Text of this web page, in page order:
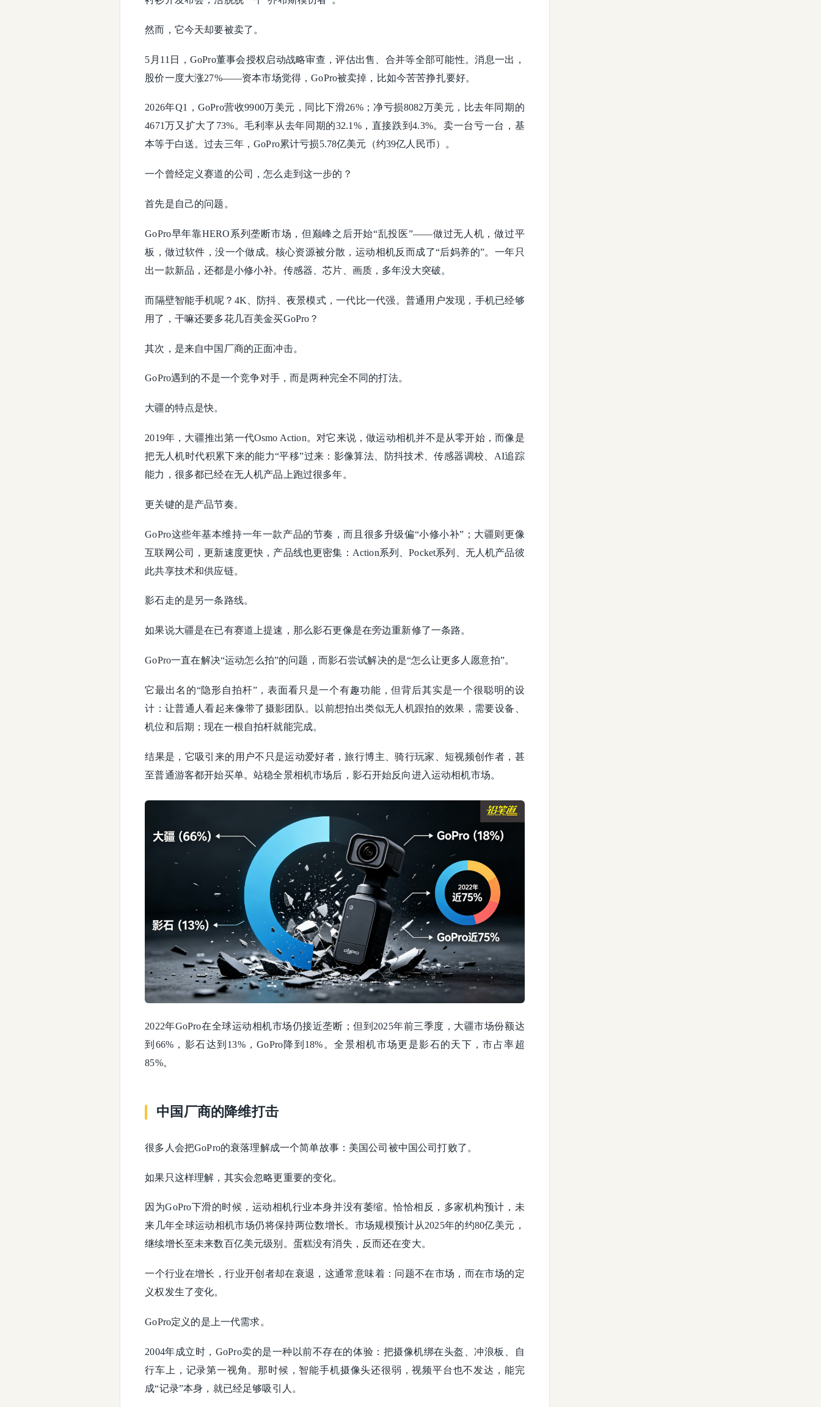
然而，它今天却要被卖了。
5月11日，GoPro董事会授权启动战略审查，评估出售、合并等全部可能性。消息一出，
股价一度大涨27%——资本市场觉得，GoPro被卖掉，比如今苦苦挣扎要好。
2026年Q1，GoPro营收9900万美元，同比下滑26%；净亏损8082万美元，比去年同期的
4671万又扩大了73%。毛利率从去年同期的32.1%，直接跌到4.3%。卖一台亏一台，基
本等于白送。过去三年，GoPro累计亏损5.78亿美元（约39亿人民币）。
一个曾经定义赛道的公司，怎么走到这一步的？
首先是自己的问题。
GoPro早年靠HERO系列垄断市场，但巅峰之后开始“乱投医”——做过无人机，做过平
板，做过软件，没一个做成。核心资源被分散，运动相机反而成了“后妈养的”。一年只
出一款新品，还都是小修小补。传感器、芯片、画质，多年没大突破。
而隔壁智能手机呢？4K、防抖、夜景模式，一代比一代强。普通用户发现，手机已经够
用了，干嘛还要多花几百美金买GoPro？
其次，是来自中国厂商的正面冲击。
GoPro遇到的不是一个竞争对手，而是两种完全不同的打法。
大疆的特点是快。
2019年，大疆推出第一代Osmo Action。对它来说，做运动相机并不是从零开始，而像是
把无人机时代积累下来的能力“平移”过来：影像算法、防抖技术、传感器调校、AI追踪
能力，很多都已经在无人机产品上跑过很多年。
更关键的是产品节奏。
GoPro这些年基本维持一年一款产品的节奏，而且很多升级偏“小修小补”；大疆则更像
互联网公司，更新速度更快，产品线也更密集：Action系列、Pocket系列、无人机产品彼
此共享技术和供应链。
影石走的是另一条路线。
如果说大疆是在已有赛道上提速，那么影石更像是在旁边重新修了一条路。
GoPro一直在解决“运动怎么拍”的问题，而影石尝试解决的是“怎么让更多人愿意拍”。
它最出名的“隐形自拍杆”，表面看只是一个有趣功能，但背后其实是一个很聪明的设
计：让普通人看起来像带了摄影团队。以前想拍出类似无人机跟拍的效果，需要设备、
机位和后期；现在一根自拍杆就能完成。
结果是，它吸引来的用户不只是运动爱好者，旅行博主、骑行玩家、短视频创作者，甚
至普通游客都开始买单。站稳全景相机市场后，影石开始反向进入运动相机市场。
2022年GoPro在全球运动相机市场仍接近垄断；但到2025年前三季度，大疆市场份额达
到66%，影石达到13%，GoPro降到18%。全景相机市场更是影石的天下，市占率超
85%。
中国厂商的降维打击
很多人会把GoPro的衰落理解成一个简单故事：美国公司被中国公司打败了。
如果只这样理解，其实会忽略更重要的变化。
因为GoPro下滑的时候，运动相机行业本身并没有萎缩。恰恰相反，多家机构预计，未
来几年全球运动相机市场仍将保持两位数增长。市场规模预计从2025年的约80亿美元，
继续增长至未来数百亿美元级别。蛋糕没有消失，反而还在变大。
一个行业在增长，行业开创者却在衰退，这通常意味着：问题不在市场，而在市场的定
义权发生了变化。
GoPro定义的是上一代需求。
2004年成立时，GoPro卖的是一种以前不存在的体验：把摄像机绑在头盔、冲浪板、自
行车上，记录第一视角。那时候，智能手机摄像头还很弱，视频平台也不发达，能完
成“记录”本身，就已经足够吸引人。